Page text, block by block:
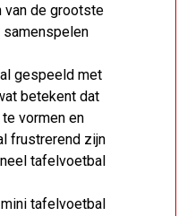
van de grootste
samenspelen
gespeeld met
betekent dat
vormen en
frustrerend zijn
tafelvoetbal
tafelvoetbal